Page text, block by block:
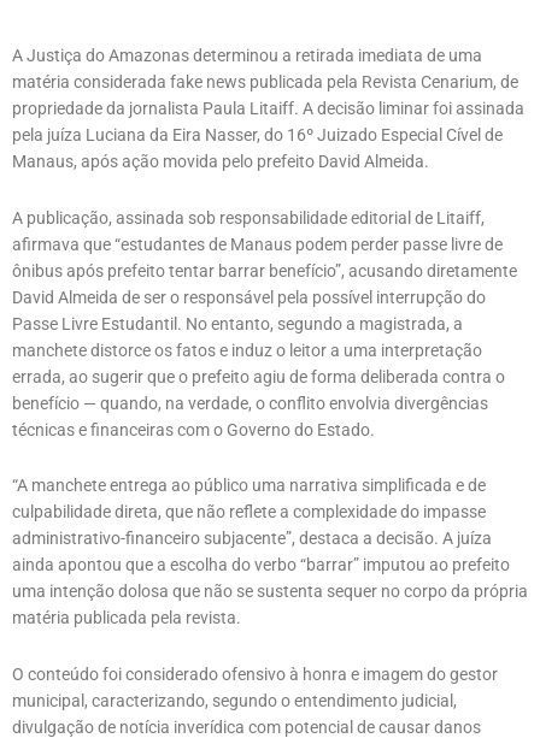
A Justiça do Amazonas determinou a retirada imediata de uma
matéria considerada fake news publicada pela Revista Cenarium, de
propriedade da jornalista Paula Litaiff. A decisão liminar foi assinada
pela juíza Luciana da Eira Nasser, do 16º Juizado Especial Cível de
Manaus, após ação movida pelo prefeito David Almeida.
A publicação, assinada sob responsabilidade editorial de Litaiff,
afirmava que “estudantes de Manaus podem perder passe livre de
ônibus após prefeito tentar barrar benefício”, acusando diretamente
David Almeida de ser o responsável pela possível interrupção do
Passe Livre Estudantil. No entanto, segundo a magistrada, a
manchete distorce os fatos e induz o leitor a uma interpretação
errada, ao sugerir que o prefeito agiu de forma deliberada contra o
benefício — quando, na verdade, o conflito envolvia divergências
técnicas e financeiras com o Governo do Estado.
“A manchete entrega ao público uma narrativa simplificada e de
culpabilidade direta, que não reflete a complexidade do impasse
administrativo-financeiro subjacente”, destaca a decisão. A juíza
ainda apontou que a escolha do verbo “barrar” imputou ao prefeito
uma intenção dolosa que não se sustenta sequer no corpo da própria
matéria publicada pela revista.
O conteúdo foi considerado ofensivo à honra e imagem do gestor
municipal, caracterizando, segundo o entendimento judicial,
divulgação de notícia inverídica com potencial de causar danos